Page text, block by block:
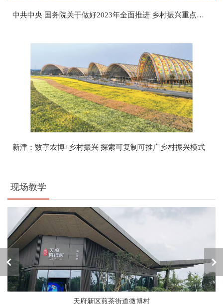
中共中央 国务院关于做好2023年全面推进 乡村振兴重点工作的意见
新津：数字农博+乡村振兴 探索可复制可推广乡村振兴模式
现场教学
天府新区煎茶街道微博村